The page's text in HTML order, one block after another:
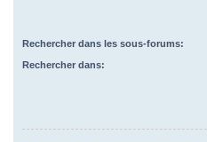
Rechercher dans les sous-forums:
Rechercher dans: